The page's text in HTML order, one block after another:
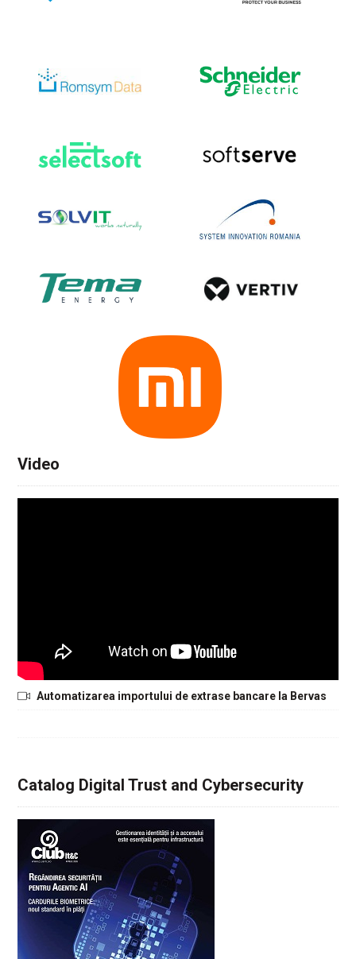
Video
Automatizarea importului de extrase bancare la Bervas
Catalog Digital Trust and Cybersecurity